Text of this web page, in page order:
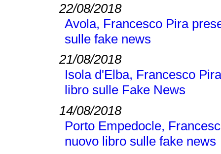
22/08/2018
Avola, Francesco Pira
sulle fake news
21/08/2018
Isola d'Elba, Francesco
libro sulle Fake News
14/08/2018
Porto Empedocle,
nuovo libro sulle fake news